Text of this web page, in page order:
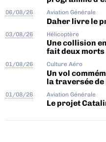
06/08/26 Aviation Générale
Daher livre le
03/08/26 Hélicoptère
Une collision
fait deux morts
01/08/26 Culture Aéro
Un vol
la traversée
01/08/26 Aviation Générale
Le projet